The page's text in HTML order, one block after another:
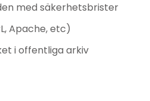
med säkerhetsbrister
Apache, etc)
i offentliga arkiv